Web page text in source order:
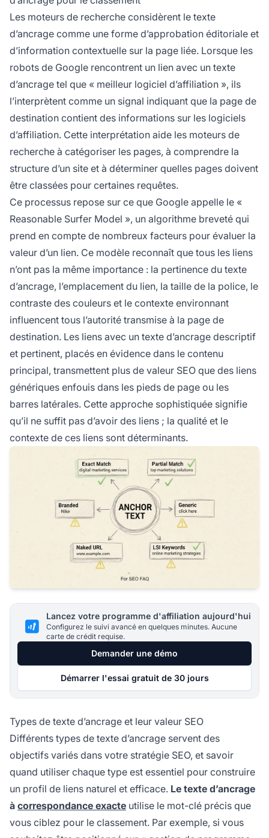
Les moteurs de recherche considèrent le texte
d’ancrage comme une forme d’approbation éditoriale et
d’information contextuelle sur la page liée. Lorsque les
robots de Google rencontrent un lien avec un texte
d’ancrage tel que « meilleur logiciel d’affiliation », ils
l’interprètent comme un signal indiquant que la page de
destination contient des informations sur les logiciels
d’affiliation. Cette interprétation aide les moteurs de
recherche à catégoriser les pages, à comprendre la
structure d’un site et à déterminer quelles pages doivent
être classées pour certaines requêtes.
Ce processus repose sur ce que Google appelle le «
Reasonable Surfer Model », un algorithme breveté qui
prend en compte de nombreux facteurs pour évaluer la
valeur d’un lien. Ce modèle reconnaît que tous les liens
n’ont pas la même importance : la pertinence du texte
d’ancrage, l’emplacement du lien, la taille de la police, le
contraste des couleurs et le contexte environnant
influencent tous l’autorité transmise à la page de
destination. Les liens avec un texte d’ancrage descriptif
et pertinent, placés en évidence dans le contenu
principal, transmettent plus de valeur SEO que des liens
génériques enfouis dans les pieds de page ou les
barres latérales. Cette approche sophistiquée signifie
qu’il ne suffit pas d’avoir des liens ; la qualité et le
contexte de ces liens sont déterminants.
Lancez votre programme d'affiliation aujourd'hui
Configurez le suivi avancé en quelques minutes. Aucune
carte de crédit requise.
Demander une démo
Démarrer l'essai gratuit de 30 jours
Types de texte d’ancrage et leur valeur SEO
Différents types de texte d’ancrage servent des
objectifs variés dans votre stratégie SEO, et savoir
quand utiliser chaque type est essentiel pour construire
un profil de liens naturel et efficace. Le texte d’ancrage
à correspondance exacte utilise le mot-clé précis que
vous ciblez pour le classement. Par exemple, si vous